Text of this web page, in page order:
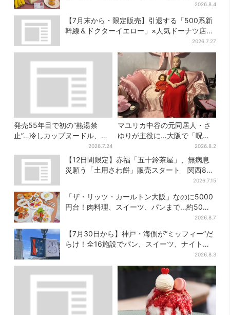
2026.8.4
【7月末から・限定販売】引退する「500系新
幹線＆ドクターイエロー」×人気ドーナツ店が
2026.7.27
発売55年目で初の“熱湯禁
止”…冷しカップヌードル、公
式に聞いたおいしい作り方を
実践してみた
2026.7.24
マユリカ中谷の元同居人・さ
ゆりが主役に…大阪で「呪物
展」開催、コンセプトは“呪物
たちのお茶会”
2026.8.2
【12日間限定】赤福「五十鈴茶屋」、無病息
災願う「土用さわ餅」販売スタート 関西8カ
2026.7.15
「ザ・リッツ・カールトン大阪」なのに5000
円台！肉料理、スイーツ、パンまで…約50種
2026.8.7
【7月30日から】神戸・海側が“ミッフィー”だ
らけ！全16施設でパン、スイーツ、ナイトマ
2026.8.3